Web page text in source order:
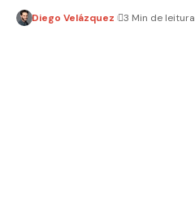
Diego Velázquez 3 Min de leitura